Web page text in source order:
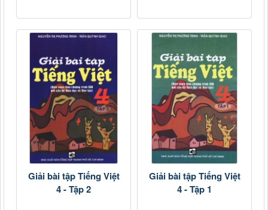
Giải bài tập Tiếng Việt
4 - Tập 2
Giải bài tập Tiếng Việt
4 - Tập 1